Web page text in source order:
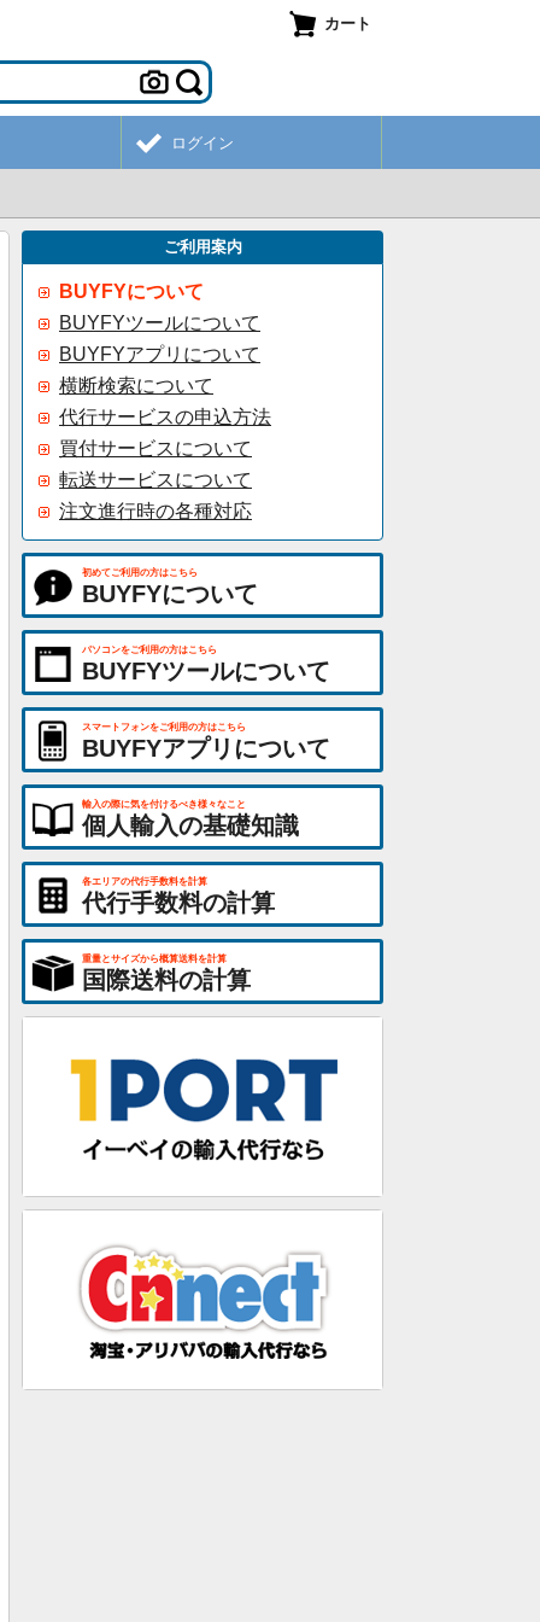
カート
ログイン
ご利用案内
BUYFYについて
BUYFYツールについて
BUYFYアプリについて
横断検索について
代行サービスの申込方法
買付サービスについて
転送サービスについて
注文進行時の各種対応
初めてご利用の方はこちら
BUYFYについて
パソコンをご利用の方はこちら
BUYFYツールについて
スマートフォンをご利用の方はこちら
BUYFYアプリについて
輸入の際に気を付けるべき様々なこと
個人輸入の基礎知識
各エリアの代行手数料を計算
代行手数料の計算
重量とサイズから概算送料を計算
国際送料の計算